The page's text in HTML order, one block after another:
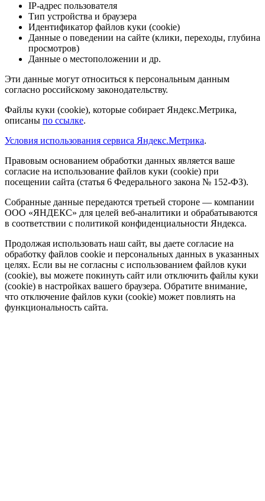
IP-адрес пользователя
Тип устройства и браузера
Идентификатор файлов куки (cookie)
Данные о поведении на сайте (клики, переходы, глубина
просмотров)
Данные о местоположении и др.
Эти данные могут относиться к персональным данным
согласно российскому законодательству.
Файлы куки (cookie), которые собирает Яндекс.Метрика,
описаны по ссылке.
Условия использования сервиса Яндекс.Метрика.
Правовым основанием обработки данных является ваше
согласие на использование файлов куки (cookie) при
посещении сайта (статья 6 Федерального закона № 152-ФЗ).
Собранные данные передаются третьей стороне — компании
ООО «ЯНДЕКС» для целей веб-аналитики и обрабатываются
в соответствии с политикой конфиденциальности Яндекса.
Продолжая использовать наш сайт, вы даете согласие на
обработку файлов cookie и персональных данных в указанных
целях. Если вы не согласны с использованием файлов куки
(cookie), вы можете покинуть сайт или отключить файлы куки
(cookie) в настройках вашего браузера. Обратите внимание,
что отключение файлов куки (cookie) может повлиять на
функциональность сайта.